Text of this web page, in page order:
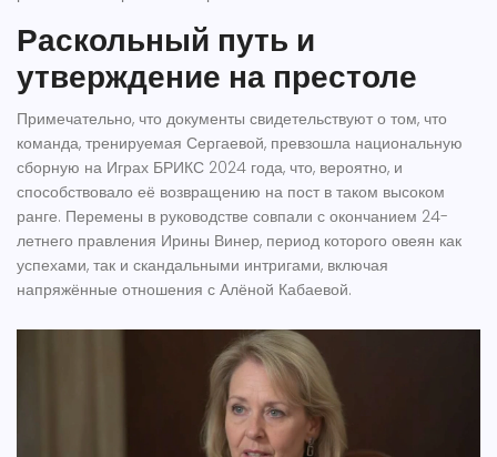
Раскольный путь и
утверждение на престоле
Примечательно, что документы свидетельствуют о том, что
команда, тренируемая Сергаевой, превзошла национальную
сборную на Играх БРИКС 2024 года, что, вероятно, и
способствовало её возвращению на пост в таком высоком
ранге. Перемены в руководстве совпали с окончанием 24-
летнего правления Ирины Винер, период которого овеян как
успехами, так и скандальными интригами, включая
напряжённые отношения с Алёной Кабаевой.